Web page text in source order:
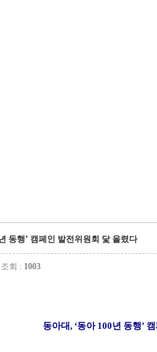
동행’ 캠페인 발전위원회 닻 올렸다
회 : 1003
동아대, ‘동아 100년 동행’